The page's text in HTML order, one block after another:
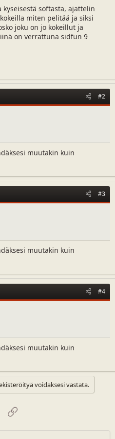
kyseisestä softasta, ajattelin
miten pelitää ja siksi
joku on jo kokeillut ja
on verrattuna sidfun 9
#2
muutakin kuin
#3
muutakin kuin
#4
muutakin kuin
voidaksesi vastata.
Sähköposti